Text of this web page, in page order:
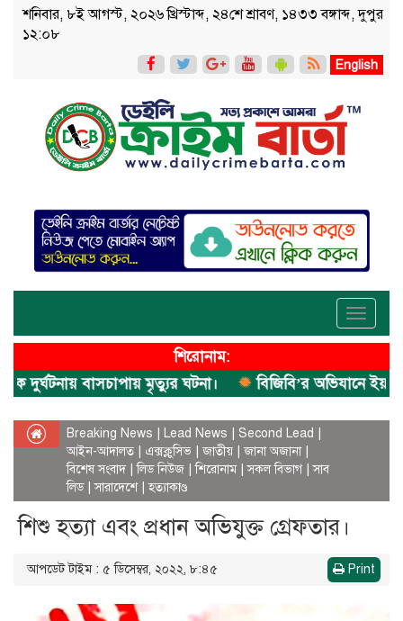
শনিবার, ৮ই আগস্ট, ২০২৬ খ্রিস্টাব্দ, ২৪শে শ্রাবণ, ১৪৩৩ বঙ্গাব্দ, দুপুর
১২:০৮
English
Toggle
শিরোনাম:
বাসচাপায় মৃত্যুর ঘটনা।
বিজিবি’র অভিযানে ইয়াবা
Breaking News Lead News Second Lead
আইন-আদালত
এক্সক্লুসিভ |জাতীয় |জানা অজানা|
বিশেষ সংবাদ|লিড নিউজ |শিরোনাম|সকল বিভাগ|সাব
লিড|সারাদেশে|হত্যাকাণ্ড
শিশু হত্যা এবং প্রধান অভিযুক্ত গ্রেফতার।
আপডেট টাইম : ৫ ডিসেম্বর, ২০২২, ৮:৪৫ Print